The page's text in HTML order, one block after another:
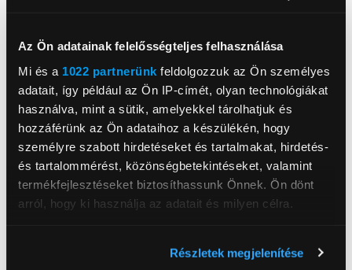
Az Ön adatainak felelősségteljes felhasználása
Mi és a 1022 partnerünk feldolgozzuk az Ön személyes
adatait, így például az Ön IP-címét, olyan technológiákat
használva, mint a sütik, amelyekkel tárolhatjuk és
hozzáférünk az Ön adataihoz a készülékén, hogy
személyre szabott hirdetéseket és tartalmakat, hirdetés-
és tartalommérést, közönségbetekintéseket, valamint
termékfejlesztéseket biztosíthassunk Önnek. Ön dönt
arról, hogy ki használja az adatait és milyen célra.
Részletek megjelenítése
https://xiaomiofficial.hu/
2724, Újlengyel,
IOS operációs rendszer
támogatás
Igen
Android operációs rendszer
támogatás
Igen
Kijelző típusa
AMOLED